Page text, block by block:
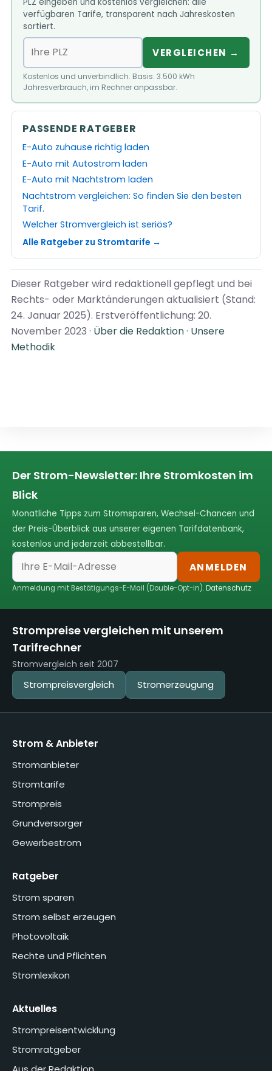
verfügbaren Tarife, transparent nach Jahreskosten
sortiert.
VERGLEICHEN →
Kostenlos und unverbindlich. Basis: 3.500 kWh
Jahresverbrauch, im Rechner anpassbar.
PASSENDE RATGEBER
E-Auto zuhause richtig laden
E-Auto mit Autostrom laden
E-Auto mit Nachtstrom laden
Nachtstrom vergleichen: So finden Sie den besten
Tarif.
Welcher Stromvergleich ist seriös?
Alle Ratgeber zu Stromtarife →
Dieser Ratgeber wird redaktionell gepflegt und bei
Rechts- oder Marktänderungen aktualisiert (Stand:
24. Januar 2025). Erstveröffentlichung: 20.
November 2023 · Über die Redaktion· Unsere
Methodik
Der Strom-Newsletter: Ihre Stromkosten im
Blick
Monatliche Tipps zum Stromsparen, Wechsel-Chancen und
der Preis-Überblick aus unserer eigenen Tarifdatenbank,
kostenlos und jederzeit abbestellbar.
ANMELDEN
Anmeldung mit Bestätigungs-E-Mail (Double-Opt-in).Datenschutz
Strompreise vergleichen mit unserem
Tarifrechner
Stromvergleich seit 2007
Strompreisvergleich Stromerzeugung
Strom & Anbieter
Stromanbieter
Stromtarife
Strompreis
Grundversorger
Gewerbestrom
Ratgeber
Strom sparen
Strom selbst erzeugen
Photovoltaik
Rechte und Pflichten
Stromlexikon
Aktuelles
Strompreisentwicklung
Stromratgeber